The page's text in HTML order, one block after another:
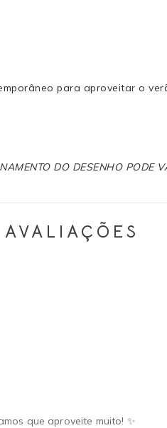
para aproveitar o
DO DESENHO
AVALIAÇÕES
que aproveite muito! ✨